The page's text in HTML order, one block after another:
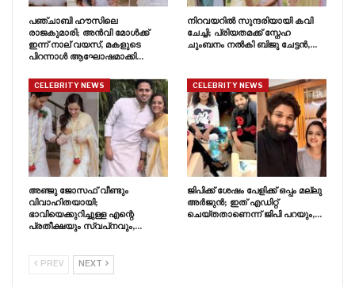
പഞ്ചാബി ഹൗസിലെ
രാജകുമാരി; അൻവി മോൾക്ക്
ഇന്ന് നാല് വയസ്, മകളുടെ
പിറന്നാൾ ആഘോഷമാക്കി…
നിറവയറിൽ സുന്ദരിയായി കവി
ചേച്ചി; പ്രിയതമക്ക് സ്നേഹ
ചുംബനം നൽകി ബിജു ചേട്ടൻ,…
CELEBRITY NEWS
അഞ്ജു ജോസഫ് വീണ്ടും
വിവാഹിതയായി;
ഭാവിയെക്കുറിച്ചുള്ള എന്റെ
പ്രതീക്ഷയും സ്വപ്‍നവും,…
CELEBRITY NEWS
ജിപിക്ക് ശേഷം പേളിക്ക് ഒപ്പം മല്ലു
അർജുൻ; ഇത് എഡിറ്റ്
ചെയ്തതാണെന്ന് ജിപി പറയും,…
PREV NEXT